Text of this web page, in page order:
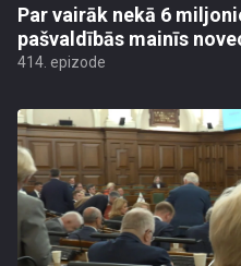
Par vairāk nekā 6
pašvaldībās mainīs
414. epizode